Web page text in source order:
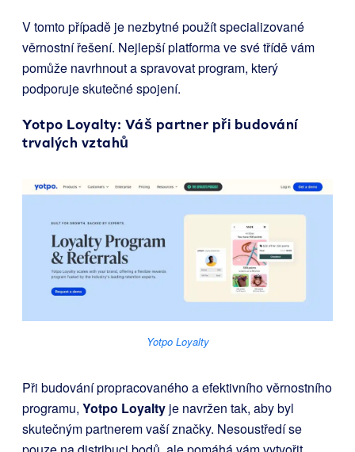
V tomto případě je nezbytné použít specializované
věrnostní řešení. Nejlepší platforma ve své třídě vám
pomůže navrhnout a spravovat program, který
podporuje skutečné spojení.
Yotpo Loyalty: Váš partner při budování
trvalých vztahů
Yotpo Loyalty
Při budování propracovaného a efektivního věrnostního
programu, Yotpo Loyalty je navržen tak, aby byl
skutečným partnerem vaší značky. Nesoustředí se